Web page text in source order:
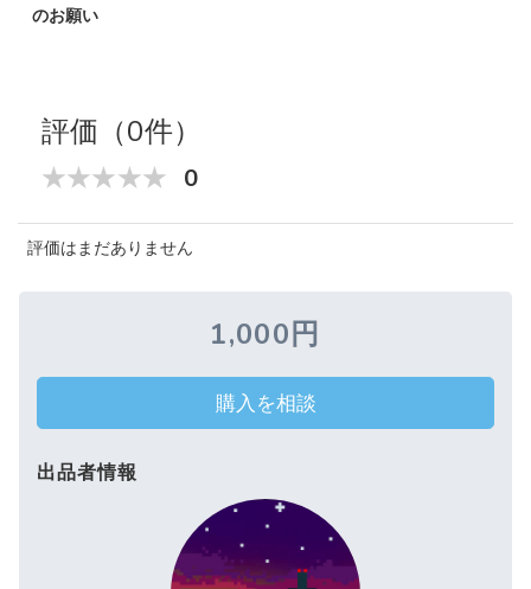
のお願い
評価（0件）
0
評価はまだありません
1,000円
購入を相談
出品者情報